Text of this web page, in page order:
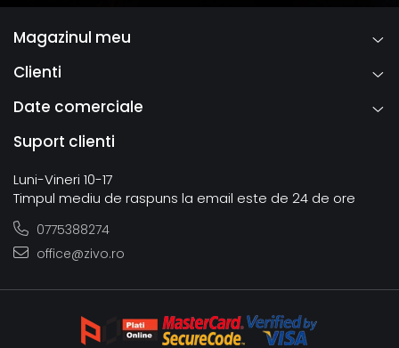
Magazinul meu
Clienti
Date comerciale
Suport clienti
Luni-Vineri 10-17
Timpul mediu de raspuns la email este de 24 de ore
0775388274
office@zivo.ro